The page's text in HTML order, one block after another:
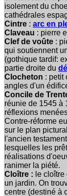
isolement du
cathédrales
Cintre : arc en
Claveau : pierre
Clef de voûte :
qui soutiennent
(gothique tardif:
partie droite du
Clocheton : petit
angles d'un
Concile de
réunie de 1545 à
réflexions
Contre-réforme
sur le plan
l'ancien
lesquelles les
réalisations
ranimer la piété.
Cloître : le
un jardin. On
centre (destiné à